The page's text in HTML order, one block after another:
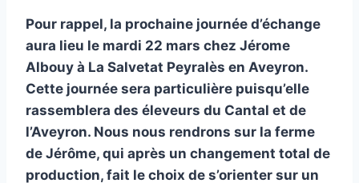
Pour rappel, la prochaine journée d’échange
aura lieu le mardi 22 mars chez Jérome
Albouy à La Salvetat Peyralès en Aveyron.
Cette journée sera particulière puisqu’elle
rassemblera des éleveurs du Cantal et de
l’Aveyron. Nous nous rendrons sur la ferme
de Jérôme, qui après un changement total de
production, fait le choix de s’orienter sur un